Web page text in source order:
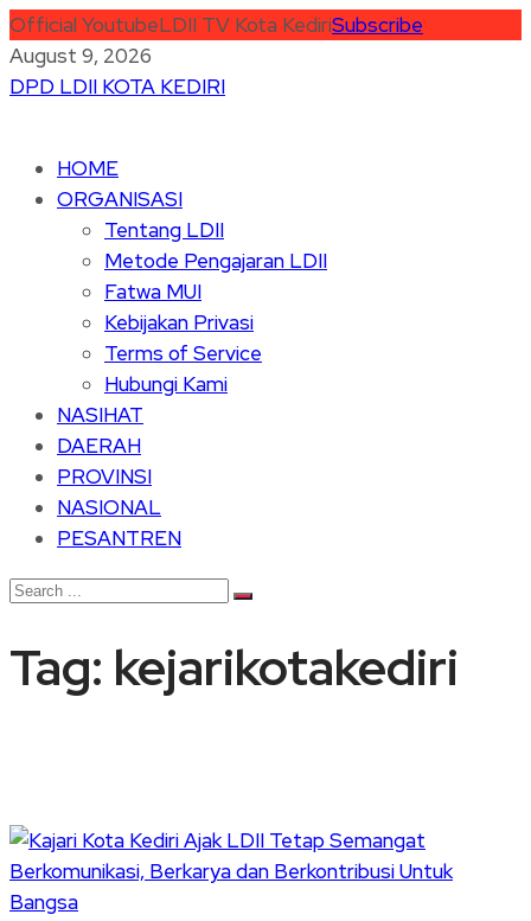
Official YoutubeLDII TV Kota KediriSubscribe
August 9, 2026
DPD LDII KOTA KEDIRI
HOME
ORGANISASI
Tentang LDII
Metode Pengajaran LDII
Fatwa MUI
Kebijakan Privasi
Terms of Service
Hubungi Kami
NASIHAT
DAERAH
PROVINSI
NASIONAL
PESANTREN
Tag: kejarikotakediri